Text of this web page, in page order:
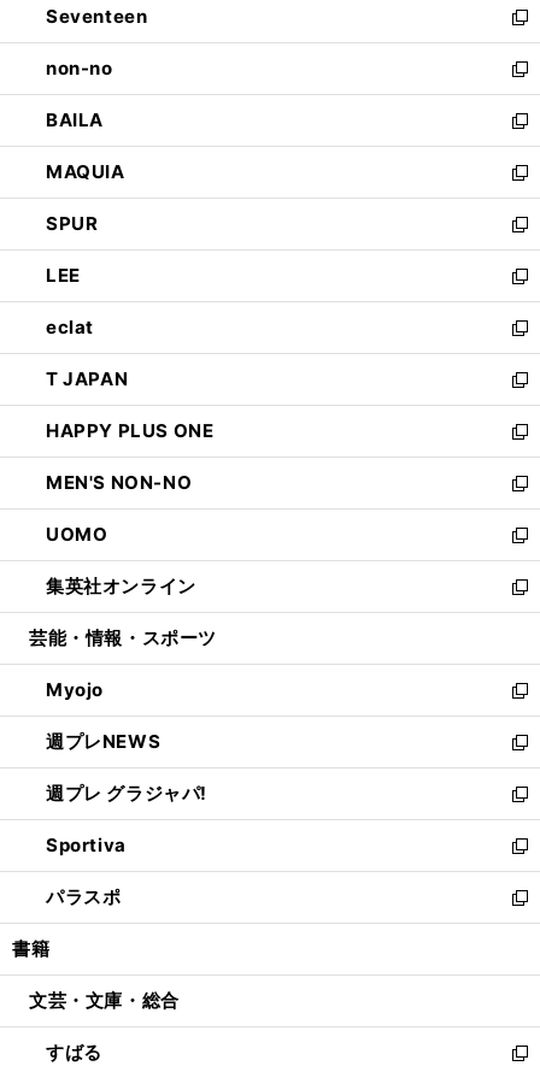
く
で
開
く
ド
ウ
で
開
く
Seventeen
新
し
い
ウ
ィ
ン
ド
ウ
で
開
く
non-no
新
し
い
ウ
ィ
ン
ド
ウ
で
開
く
BAILA
新
し
い
ウ
ィ
ン
ド
ウ
で
開
く
MAQUIA
新
し
い
ウ
ィ
ン
ド
ウ
で
開
く
SPUR
新
し
い
ウ
ィ
ン
ド
ウ
で
開
く
LEE
新
し
い
ウ
ィ
ン
ド
ウ
で
開
く
eclat
新
し
い
ウ
ィ
ン
ド
ウ
で
開
く
T JAPAN
新
し
い
ウ
ィ
ン
ド
ウ
で
開
HAPPY PLUS ONE
新
し
い
ウ
ィ
ン
ド
ウ
開
く
MEN'S NON-NO
新
し
い
ウ
ィ
ン
ウ
で
開
く
UOMO
新
し
い
ウ
ン
ド
ウ
で
開
く
集英社オンライン
新
し
ウ
ィ
ン
ド
ウ
で
開
く
芸能・情報・スポーツ
Myojo
新
し
い
ウ
ィ
ン
ド
ウ
で
開
週プレNEWS
新
し
い
ウ
ィ
ン
ド
ウ
開
週プレ グラジャパ!
新
し
い
ウ
ィ
ン
ウ
開
く
Sportiva
新
し
い
ウ
ン
ウ
で
パラスポ
新
し
ウ
ン
ド
書籍
文芸・文庫・総合
すばる
新